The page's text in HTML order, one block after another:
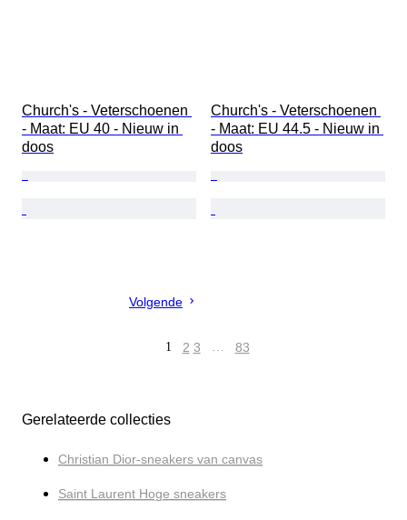
Church's - Veterschoenen
- Maat: EU 40 - Nieuw in
doos
Church's - Veterschoenen
- Maat: EU 44.5 - Nieuw in
doos
Volgende
1 2 3 … 83
Gerelateerde collecties
Christian Dior-sneakers van canvas
Saint Laurent Hoge sneakers